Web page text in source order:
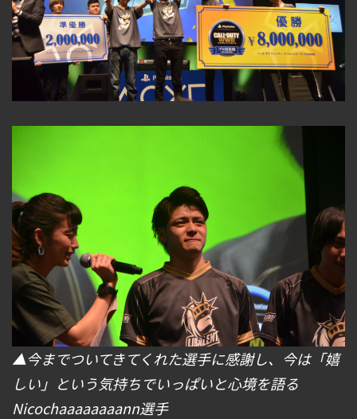
▲今までついてきてくれた選手に感謝し、今は「嬉
しい」という気持ちでいっぱいと心境を語る
Nicochaaaaaaaann選手